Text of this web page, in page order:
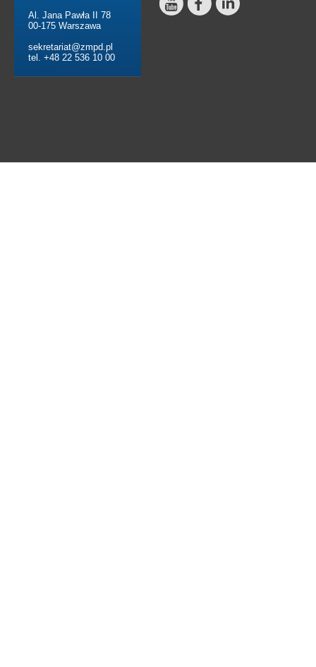
Al. Jana Pawła II 78
00-175 Warszawa
sekretariat@zmpd.pl
tel. +48 22 536 10 00